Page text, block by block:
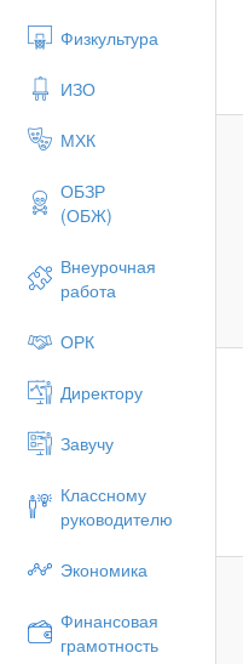
Физкультура
ИЗО
МХК
ОБЗР
(ОБЖ)
Внеурочная
работа
ОРК
Директору
Завучу
Классному
руководителю
Экономика
Финансовая
грамотность